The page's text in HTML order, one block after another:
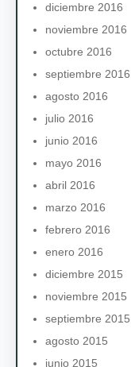
diciembre 2016
noviembre 2016
octubre 2016
septiembre 2016
agosto 2016
julio 2016
junio 2016
mayo 2016
abril 2016
marzo 2016
febrero 2016
enero 2016
diciembre 2015
noviembre 2015
septiembre 2015
agosto 2015
junio 2015